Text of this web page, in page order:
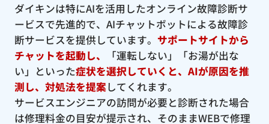
ダイキンは特にAIを活用したオンライン故障診断サ
ービスで先進的で、AIチャットボットによる故障診
断サービスを提供しています。 サポートサイトから
チャットを起動し、
「運転しない」「お湯が出な
い」といった症状を選択していくと、AIが原因を推
測し、対処法を提案してくれます。
サービスエンジニアの訪問が必要と診断された場合
は修理料金の目安が提示され、そのままWEBで修理